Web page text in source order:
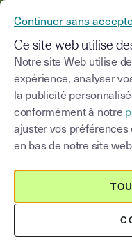
Blog
Choisir une catégorie
Intelligence
électronique
Continuer sans
Ce site web utilise
Notre site Web utilise
expérience, analyser
la publicité
conformément à notre
ajuster vos préférences
en bas de notre site